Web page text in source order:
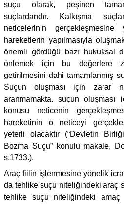
suçu olarak, peşinen
suçlardandır. Kalkışma
neticelerinin
hareketlerin yapılmasıyla
önemli gördüğü bazı hukuksal
önlemek için bu değerlere
getirilmesini dahi tamamlanmış
Suçun oluşması için zarar
aranmamakta, suçun
konusu neticenin
hareketinin o neticeyi
yeterli olacaktır (“Devletin
Bozma Suçu” konulu makale,
s.1733.).
Araç fiilin işlenmesine yönelik
da tehlike suçu niteliğindeki araç
tehlike suçu niteliğindeki amaç